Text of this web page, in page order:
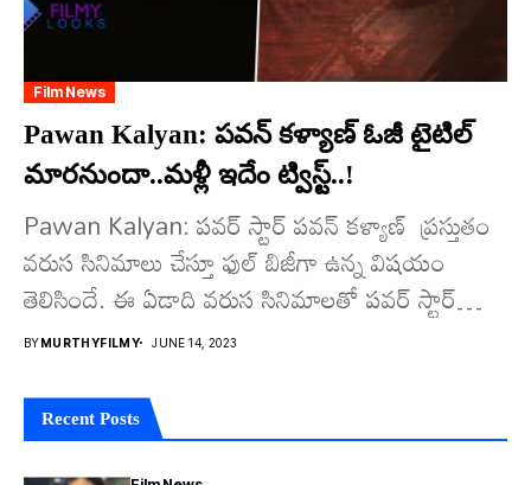
Film News
Pawan Kalyan: ప‌వ‌న్ క‌ళ్యాణ్ ఓజీ టైటిల్
మార‌నుందా..మ‌ళ్లీ ఇదేం ట్విస్ట్..!
Pawan Kalyan: ప‌వ‌ర్ స్టార్ ప‌వ‌న్ క‌ళ్యాణ్ ప్ర‌స్తుతం
వ‌రుస సినిమాలు చేస్తూ ఫుల్ బిజీగా ఉన్న విష‌యం
తెలిసిందే. ఈ ఏడాది వ‌రుస సినిమాల‌తో ప‌వ‌ర్ స్టార్
సంద‌డి చేయ‌నున్నారు....
BY MURTHYFILMY JUNE 14, 2023
Recent Posts